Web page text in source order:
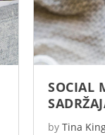
SOCIAL
by Tina